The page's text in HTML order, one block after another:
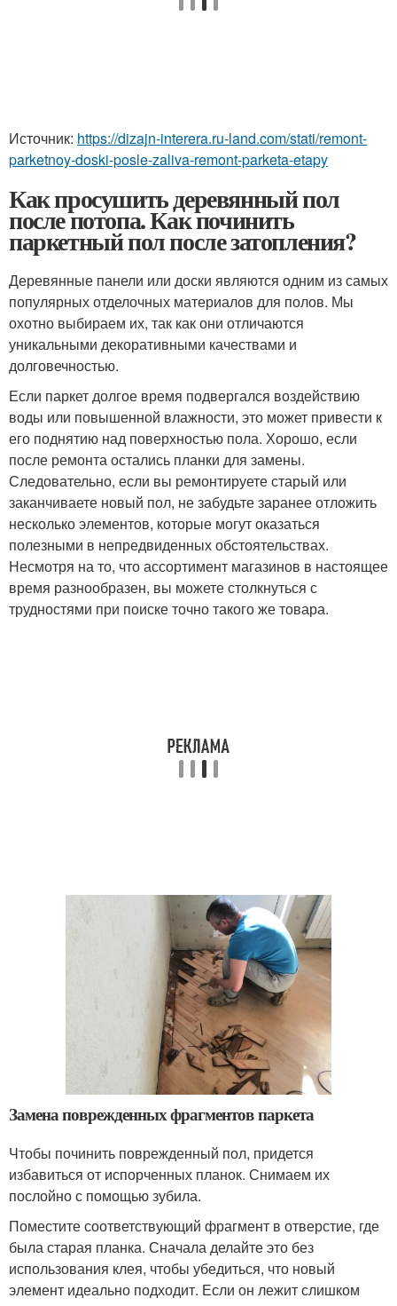
Источник: https://dizajn-interera.ru-land.com/stati/remont-
parketnoy-doski-posle-zaliva-remont-parketa-etapy
Как просушить деревянный пол
после потопа. Как починить
паркетный пол после затопления?
Деревянные панели или доски являются одним из самых
популярных отделочных материалов для полов. Мы
охотно выбираем их, так как они отличаются
уникальными декоративными качествами и
долговечностью.
Если паркет долгое время подвергался воздействию
воды или повышенной влажности, это может привести к
его поднятию над поверхностью пола. Хорошо, если
после ремонта остались планки для замены.
Следовательно, если вы ремонтируете старый или
заканчиваете новый пол, не забудьте заранее отложить
несколько элементов, которые могут оказаться
полезными в непредвиденных обстоятельствах.
Несмотря на то, что ассортимент магазинов в настоящее
время разнообразен, вы можете столкнуться с
трудностями при поиске точно такого же товара.
Замена поврежденных фрагментов паркета
Чтобы починить поврежденный пол, придется
избавиться от испорченных планок. Снимаем их
послойно с помощью зубила.
Поместите соответствующий фрагмент в отверстие, где
была старая планка. Сначала делайте это без
использования клея, чтобы убедиться, что новый
элемент идеально подходит. Если он лежит слишком